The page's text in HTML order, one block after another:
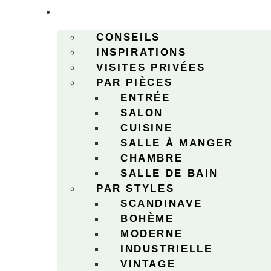
CONSEILS
INSPIRATIONS
VISITES PRIVÉES
PAR PIÈCES
ENTRÉE
SALON
CUISINE
SALLE À MANGER
CHAMBRE
SALLE DE BAIN
PAR STYLES
SCANDINAVE
BOHÈME
MODERNE
INDUSTRIELLE
VINTAGE